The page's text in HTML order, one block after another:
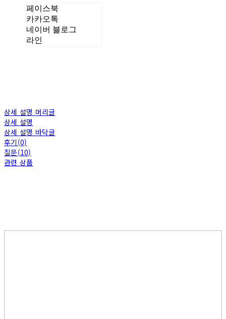
페이스북
카카오톡
네이버 블로그
라인
상세 설명 머리글
상세 설명
상세 설명 바닥글
후기(0)
질문(10)
관련 상품